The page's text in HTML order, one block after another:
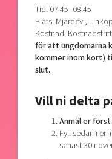
Tid: 07:45–08:45
Plats: Mjärdevi,
Kostnad:
för att ungdomarna
kommer inom kort)
slut.
Vill ni delta
Anmäl er
Fyll sedan i en
senast 30